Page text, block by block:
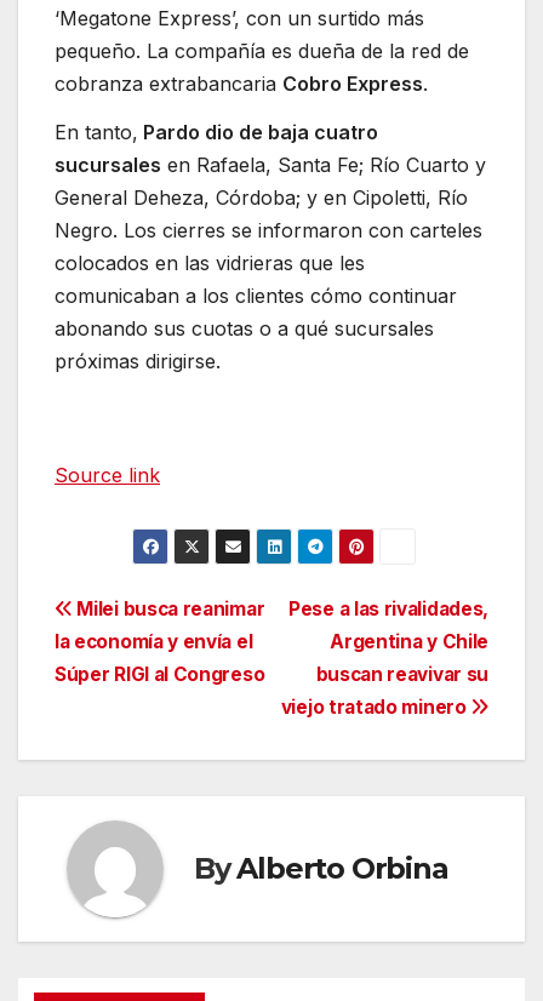
‘Megatone Express’, con un surtido más
pequeño. La compañía es dueña de la red de
cobranza extrabancaria Cobro Express.
En tanto, Pardo dio de baja cuatro
sucursales en Rafaela, Santa Fe; Río Cuarto y
General Deheza, Córdoba; y en Cipoletti, Río
Negro. Los cierres se informaron con carteles
colocados en las vidrieras que les
comunicaban a los clientes cómo continuar
abonando sus cuotas o a qué sucursales
próximas dirigirse.
Source link
Navegación
de
Pese a las rivalidades,
Argentina y Chile
buscan reavivar su
viejo tratado minero
Milei busca reanimar
la economía y envía el
Súper RIGI al Congreso
ByAlberto Orbina